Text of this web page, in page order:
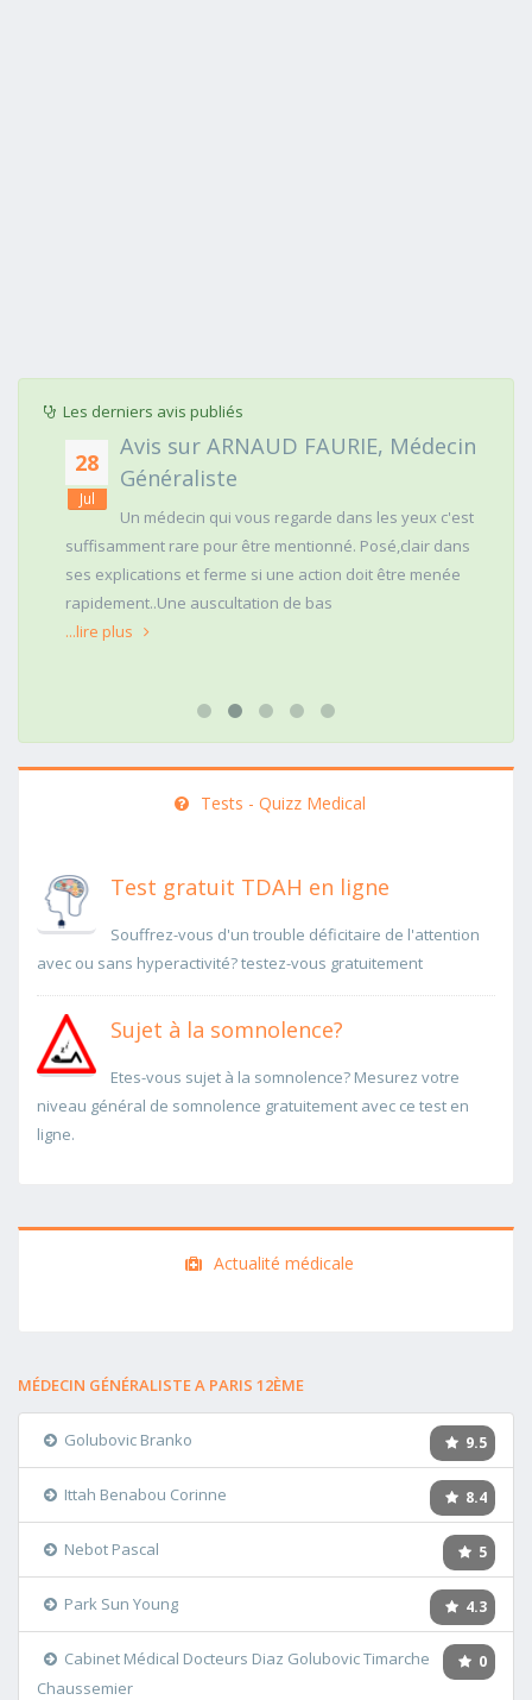
Les derniers avis publiés
28
Jul
Avis sur ARNAUD FAURIE, Médecin
Généraliste
Un médecin qui vous regarde dans les yeux c'est
suffisamment rare pour être mentionné. Posé,clair dans
ses explications et ferme si une action doit être menée
rapidement..Une auscultation de bas
...lire plus
Tests - Quizz Medical
Test gratuit TDAH en ligne
Souffrez-vous d'un trouble déficitaire de l'attention
avec ou sans hyperactivité? testez-vous gratuitement
Sujet à la somnolence?
Etes-vous sujet à la somnolence? Mesurez votre
niveau général de somnolence gratuitement avec ce test en
ligne.
Actualité médicale
MÉDECIN GÉNÉRALISTE A PARIS 12ÈME
9.5
Golubovic Branko
8.4
Ittah Benabou Corinne
5
Nebot Pascal
4.3
Park Sun Young
0
Cabinet Médical Docteurs Diaz Golubovic Timarche
Chaussemier